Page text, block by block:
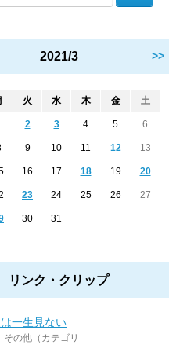
2021/3 >>
火 水 木 金 土
2 3 4 5 6
9 10 11 12 13
16 17 18 19 20
23 24 25 26 27
30 31
リンク・クリップ
一生見ない
その他（カテゴリ